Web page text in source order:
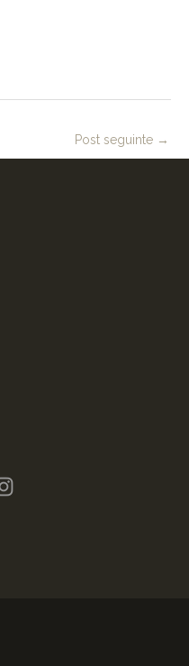
Post seguinte →